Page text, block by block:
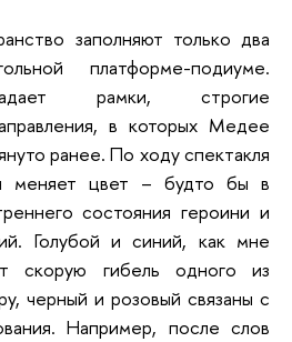
заполняют только два
платформе-подиуме.
рамки, строгие
в которых Медее
ранее. По ходу спектакля
меняет цвет – будто бы в
состояния героини и
Голубой и синий, как мне
скорую гибель одного из
черный и розовый связаны с
Например, после слов